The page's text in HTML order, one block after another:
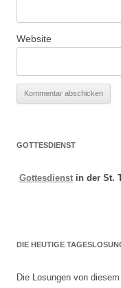
Website
GOTTESDIENST
Gottesdienstin der St.
DIE HEUTIGE
Die Losungen von